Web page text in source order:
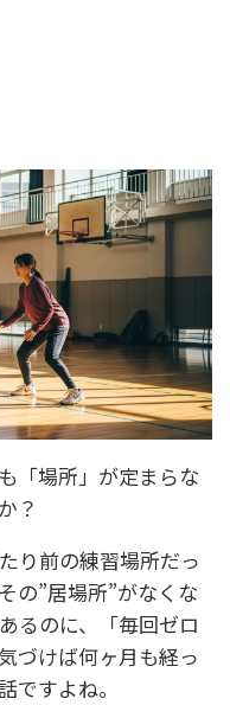
「場所」が定まらな
？
り前の練習場所だっ
の”居場所”がなくな
るのに、「毎回ゼロ
づけば何ヶ月も経っ
ですよね。